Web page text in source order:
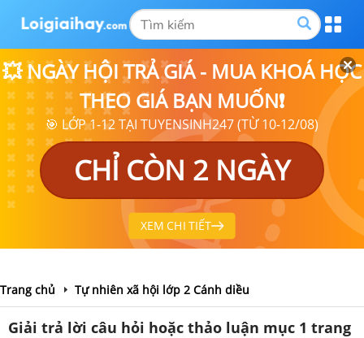
💥 NGÀY HỘI TRẢ GIÁ - MUA KHOÁ HỌC
THEO GIÁ BẠN MUỐN❗
🎯 LỚP 1-12 TẠI TUYENSINH247 (TỪ 10-12/08)
CHỈ CÒN 2 NGÀY
XEM CHI TIẾT
Trang chủ Tự nhiên xã hội lớp 2 Cánh diều
Giải trả lời câu hỏi hoặc thảo luận mục 1 trang